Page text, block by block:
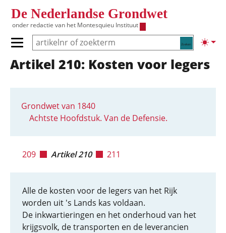
De Nederlandse Grondwet
onder redactie van het Montesquieu Instituut
Zoeken
Primair menu tonen/verbergen
Hoofdnavigatie
Artikel 210: Kosten voor legers
Grondwet van 1840
Achtste Hoofdstuk. Van de Defensie.
209 Artikel 210 211
Alle de kosten voor de legers van het Rijk
worden uit 's Lands kas voldaan.
De inkwartieringen en het onderhoud van het
krijgsvolk, de transporten en de leverancien